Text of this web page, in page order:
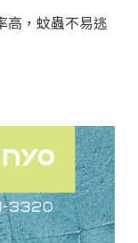
高，蚊蟲不易逃